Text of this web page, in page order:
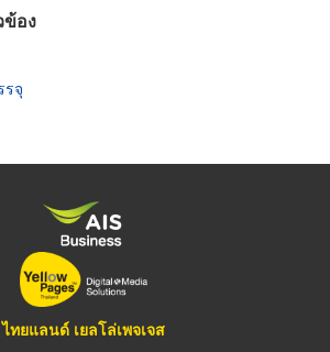
อง
รจุ
ไทยแลนด์ เยลโล่เพจเจส